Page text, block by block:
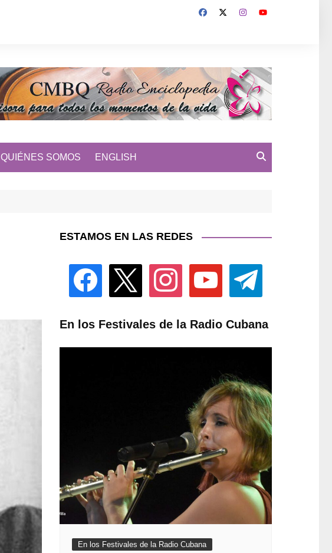
QUIÉNES SOMOS ENGLISH
ESTAMOS EN LAS REDES
facebook instagram youtube telegram
En los Festivales de la Radio Cubana
En los Festivales de la Radio Cubana